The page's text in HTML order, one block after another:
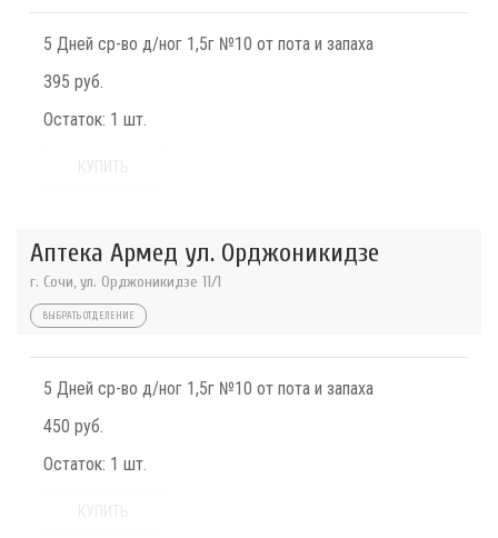
5 Дней ср-во д/ног 1,5г №10 от пота и запаха
395 руб.
Остаток: 1 шт.
Аптека Армед ул. Орджоникидзе
г. Сочи, ул. Орджоникидзе 11/1
ВЫБРАТЬ ОТДЕЛЕНИЕ
5 Дней ср-во д/ног 1,5г №10 от пота и запаха
450 руб.
Остаток: 1 шт.